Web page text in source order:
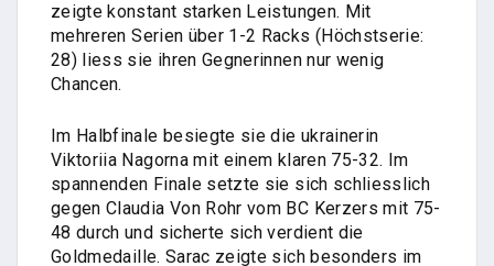
zeigte konstant starken Leistungen. Mit
mehreren Serien über 1-2 Racks (Höchstserie:
28) liess sie ihren Gegnerinnen nur wenig
Chancen.
Im Halbfinale besiegte sie die ukrainerin
Viktoriia Nagorna mit einem klaren 75-32. Im
spannenden Finale setzte sie sich schliesslich
gegen Claudia Von Rohr vom BC Kerzers mit 75-
48 durch und sicherte sich verdient die
Goldmedaille. Sarac zeigte sich besonders im